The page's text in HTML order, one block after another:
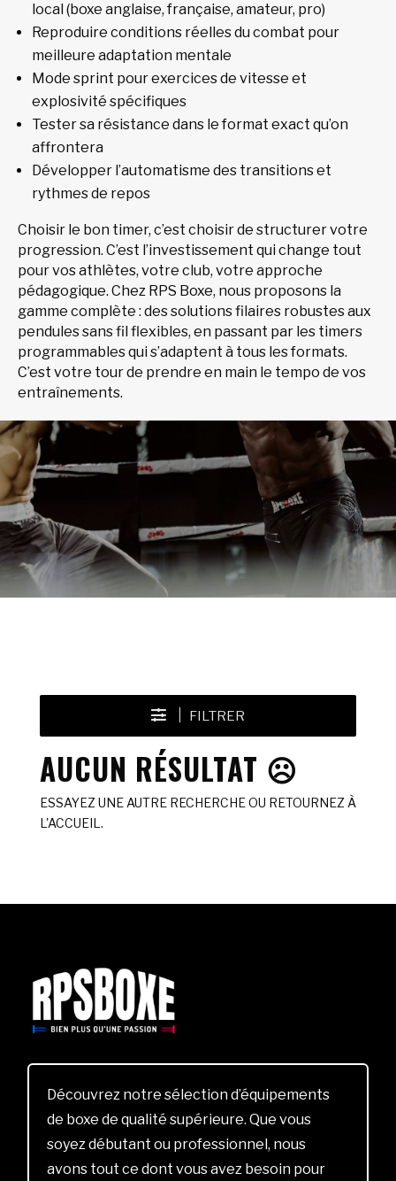
local (boxe anglaise, française, amateur, pro)
Reproduire conditions réelles du combat pour
meilleure adaptation mentale
Mode sprint pour exercices de vitesse et
explosivité spécifiques
Tester sa résistance dans le format exact qu’on
affrontera
Développer l’automatisme des transitions et
rythmes de repos
Choisir le bon timer, c’est choisir de structurer votre
progression. C’est l’investissement qui change tout
pour vos athlètes, votre club, votre approche
pédagogique. Chez RPS Boxe, nous proposons la
gamme complète : des solutions filaires robustes aux
pendules sans fil flexibles, en passant par les timers
programmables qui s’adaptent à tous les formats.
C’est votre tour de prendre en main le tempo de vos
entraînements.
FILTRER
AUCUN RÉSULTAT ☹️
ESSAYEZ UNE AUTRE RECHERCHE OU RETOURNEZ À
L'ACCUEIL.
Découvrez notre sélection d’équipements
de boxe de qualité supérieure. Que vous
soyez débutant ou professionnel, nous
avons tout ce dont vous avez besoin pour